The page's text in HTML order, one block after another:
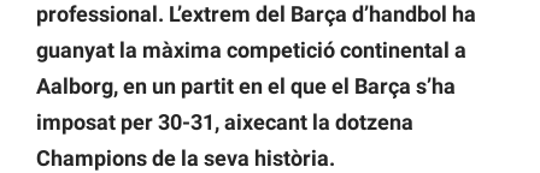
professional. L’extrem del Barça d’handbol ha
guanyat la màxima competició continental a
Aalborg, en un partit en el que el Barça s’ha
imposat per 30-31, aixecant la dotzena
Champions de la seva història.